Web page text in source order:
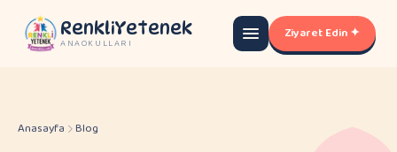
RenkliYetenek
ANAOKULLARI
Ziyaret Edin ✦
Anasayfa Blog